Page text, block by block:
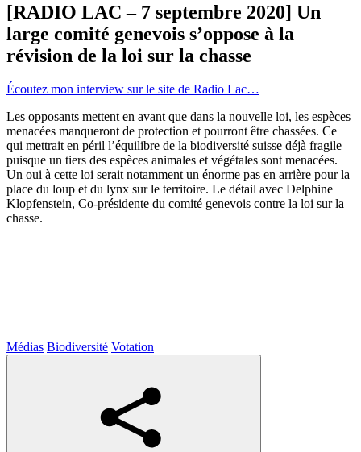
[RADIO LAC – 7 septembre 2020] Un
large comité genevois s’oppose à la
révision de la loi sur la chasse
Écoutez mon interview sur le site de Radio Lac…
Les opposants mettent en avant que dans la nouvelle loi, les espèces
menacées manqueront de protection et pourront être chassées. Ce
qui mettrait en péril l’équilibre de la biodiversité suisse déjà fragile
puisque un tiers des espèces animales et végétales sont menacées.
Un oui à cette loi serait notamment un énorme pas en arrière pour la
place du loup et du lynx sur le territoire. Le détail avec Delphine
Klopfenstein, Co-présidente du comité genevois contre la loi sur la
chasse.
Médias Biodiversité Votation